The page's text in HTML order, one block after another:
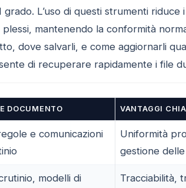
L’uso di questi strumenti
mantenendo la conformità
dove salvarli, e come aggiornarli
di recuperare rapidamente i file
DOCUMENTO VANTAGGI
e comunicazioni
Uniformità
gestione
modelli di
Tracciabilità,